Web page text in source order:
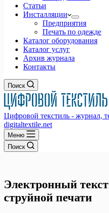
Статьи
Инсталляции
Предприятия
Печать по одежде
Каталог оборудования
Каталог услуг
Архив журнала
Контакты
Поиск
Цифровой текстиль - журнал,
digitaltextile.net
Меню
Поиск
Электронный
струйной печати